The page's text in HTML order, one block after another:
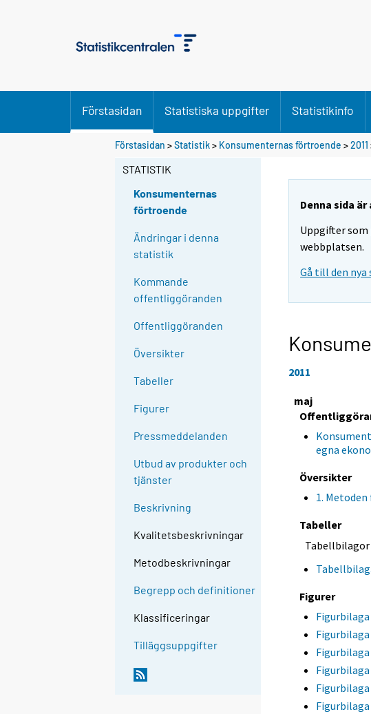
Förstasidan Statistiska uppgifter Statistikinfo
Förstasidan >Statistik> Konsumenternas förtroende >2011
STATISTIK
Konsumenternas
förtroende
Ändringar i denna
statistik
Kommande
offentliggöranden
Offentliggöranden
Översikter
Tabeller
Figurer
Pressmeddelanden
Utbud av produkter och
tjänster
Beskrivning
Kvalitetsbeskrivningar
Metodbeskrivningar
Begrepp och definitioner
Klassificeringar
Tilläggsuppgifter
Denna sida
Uppgifter som
webbplatsen.
Gå till den
2011
maj
egna
Översikter
1.
Tabeller
Tabellbilagor
Figurer